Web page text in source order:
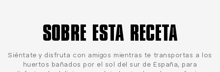
SOBRE ESTA RECETA
Siéntate y disfruta con amigos mientras te transportas a los
huertos bañados por el sol del sur de España, para